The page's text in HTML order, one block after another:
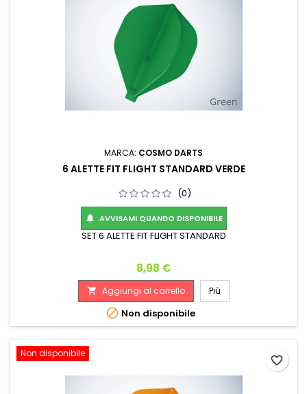
MARCA: COSMO DARTS
6 ALETTE FIT FLIGHT STANDARD VERDE
(0)
 AVVISAMI QUANDO DISPONIBILE
SET 6 ALETTE FIT FLIGHT STANDARD
Prezzo
8,98 €
 Aggiungi al carrello Più
 Non disponibile
Non disponibile
favorite_border